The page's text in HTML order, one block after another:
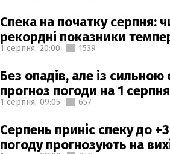
Спека на початку серпня:
рекордні показники
1 серпня, 20:00 1539
Без опадів, але із
прогноз погоди на 1 серпня
1 серпня, 09:05 657
Серпень приніс спеку до
погоду прогнозують на